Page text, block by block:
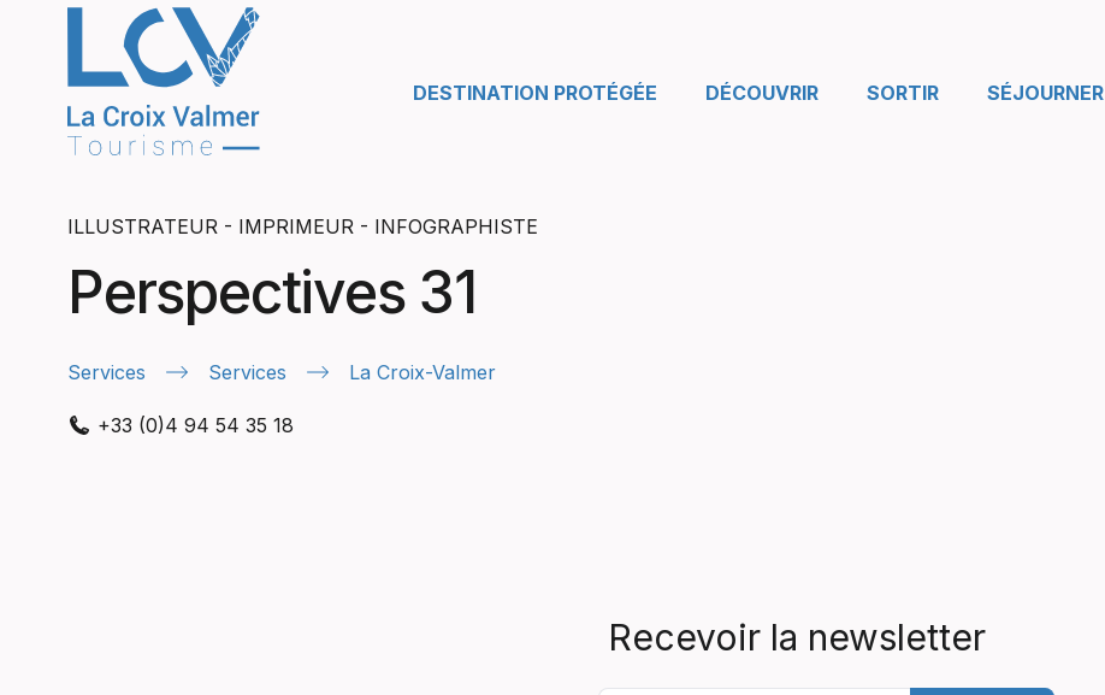
DESTINATION PROTÉGÉE DÉCOUVRIR SORTIR SÉJOURNER
ILLUSTRATEUR - IMPRIMEUR - INFOGRAPHISTE
Perspectives 31
Services Services La Croix-Valmer
+33 (0)4 94 54 35 18
Recevoir la newsletter